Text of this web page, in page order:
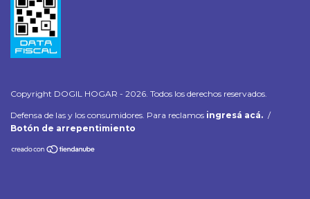
Copyright DOGIL HOGAR - 2026. Todos los derechos reservados.
Defensa de las y los consumidores. Para reclamos ingresá acá. /
Botón de arrepentimiento